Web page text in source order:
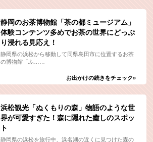
静岡のお茶博物館「茶の都ミュージアム」
体験コンテンツ多めでお茶の世界にどっぷ
り浸れる見応え！
静岡県の浜松から移動して同県島田市に位置するお茶
の博物館「ふ……
お出かけの続きをチェック»
浜松観光「ぬくもりの森」物語のような世
界が可愛すぎた！森に隠れた癒しのスポッ
ト
静岡県の浜松を旅行中、浜名湖の近くに見つけた森の